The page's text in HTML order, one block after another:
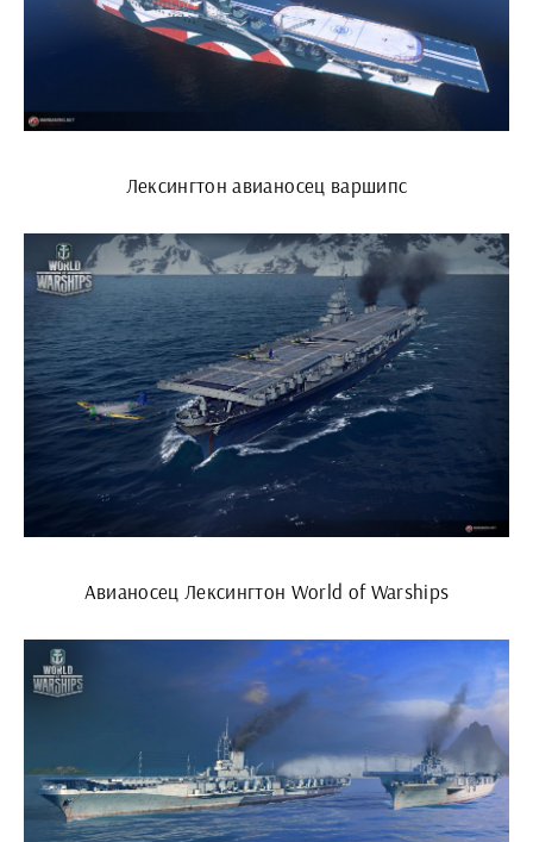
Лексингтон авианосец варшипс
Авианосец Лексингтон World of Warships